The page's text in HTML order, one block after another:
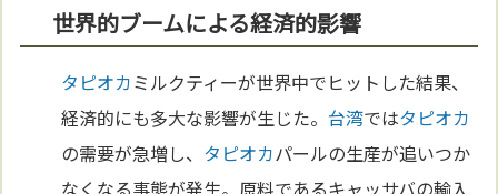
世界的ブームによる経済的影響
タピオカミルクティーが世界中でヒットした結果、
経済的にも多大な影響が生じた。台湾ではタピオカ
の需要が急増し、 タピオカパールの生産が追いつか
なくなる事態が発生。原料であるキャッサバの輸入